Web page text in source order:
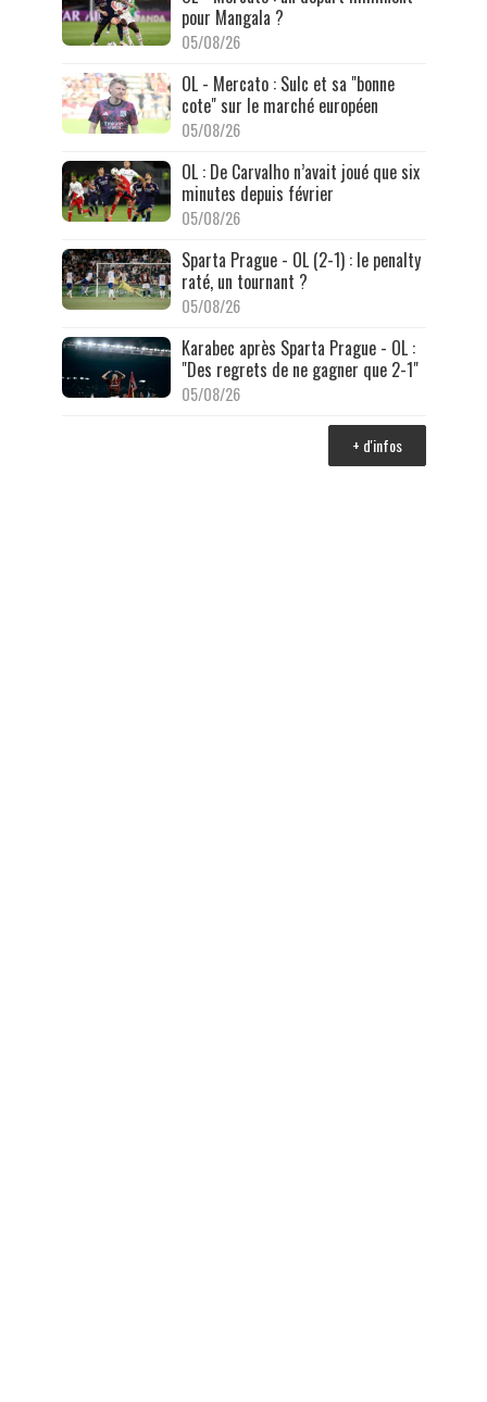
pour Mangala ?
05/08/26
OL - Mercato : Sulc et sa "bonne
cote" sur le marché européen
05/08/26
OL : De Carvalho n’avait joué que six
minutes depuis février
05/08/26
Sparta Prague - OL (2-1) : le penalty
raté, un tournant ?
05/08/26
Karabec après Sparta Prague - OL :
"Des regrets de ne gagner que 2-1"
05/08/26
+ d'infos